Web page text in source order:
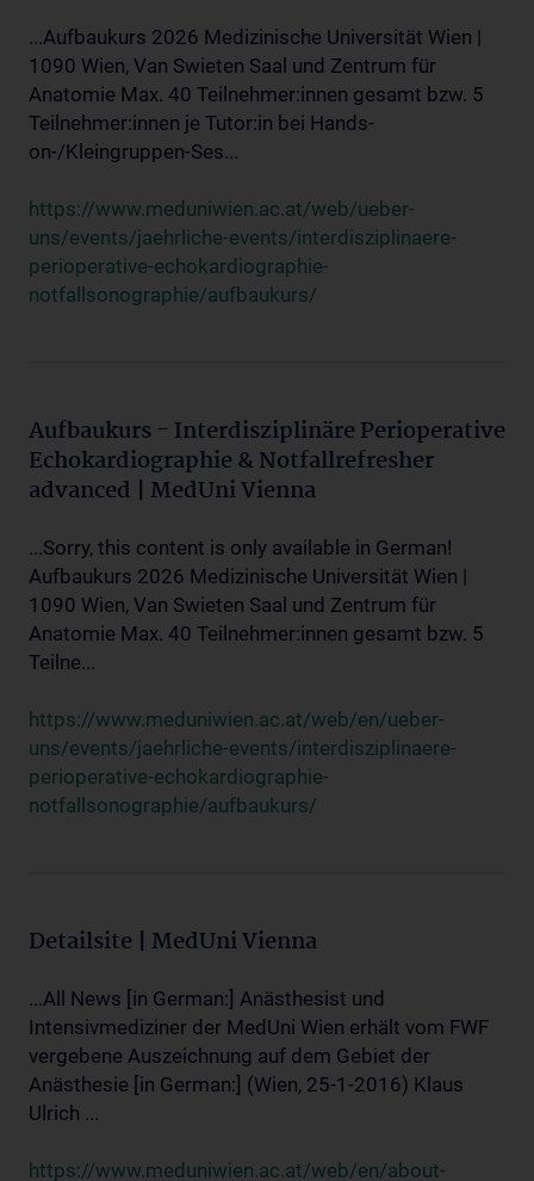
...Aufbaukurs 2026 Medizinische Universität Wien |
1090 Wien, Van Swieten Saal und Zentrum für
Anatomie Max. 40 Teilnehmer:innen gesamt bzw. 5
Teilnehmer:innen je Tutor:in bei Hands-
on-/Kleingruppen-Ses...
https://www.meduniwien.ac.at/web/ueber-
uns/events/jaehrliche-events/interdisziplinaere-
perioperative-echokardiographie-
notfallsonographie/aufbaukurs/
Aufbaukurs - Interdisziplinäre Perioperative
Echokardiographie & Notfallrefresher
advanced | MedUni Vienna
...Sorry, this content is only available in German!
Aufbaukurs 2026 Medizinische Universität Wien |
1090 Wien, Van Swieten Saal und Zentrum für
Anatomie Max. 40 Teilnehmer:innen gesamt bzw. 5
Teilne...
https://www.meduniwien.ac.at/web/en/ueber-
uns/events/jaehrliche-events/interdisziplinaere-
perioperative-echokardiographie-
notfallsonographie/aufbaukurs/
Detailsite | MedUni Vienna
...All News [in German:] Anästhesist und
Intensivmediziner der MedUni Wien erhält vom FWF
vergebene Auszeichnung auf dem Gebiet der
Anästhesie [in German:] (Wien, 25-1-2016) Klaus
Ulrich ...
https://www.meduniwien.ac.at/web/en/about-